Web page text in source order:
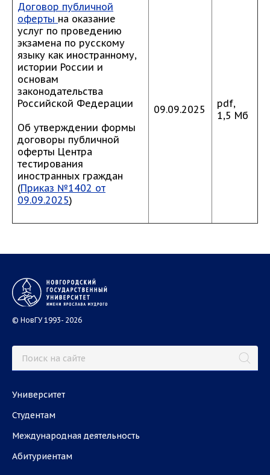
Договор публичной
оферты на оказание
услуг по проведению
экзамена по русскому
языку как иностранному,
истории России и
основам
законодательства
Российской Федерации
Об утверждении формы
договоры публичной
оферты Центра
тестирования
иностранных граждан
(Приказ №1402 от
09.09.2025)
09.09.2025
pdf,
1,5 Мб
© НовГУ 1993- 2026
Университет
Студентам
Международная деятельность
Абитуриентам